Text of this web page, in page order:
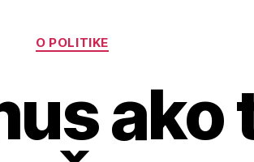
Kategórie
O POLITIKE
ako